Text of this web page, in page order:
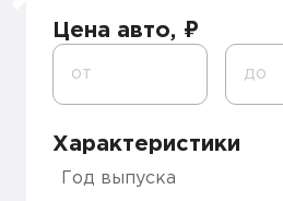
Цена авто, ₽
от до
Характеристики
Год выпуска